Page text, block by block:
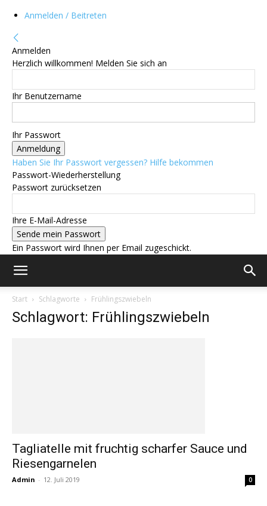
Anmelden / Beitreten
Anmelden
Herzlich willkommen! Melden Sie sich an
Ihr Benutzername
Ihr Passwort
Haben Sie Ihr Passwort vergessen? Hilfe bekommen
Passwort-Wiederherstellung
Passwort zurücksetzen
Ihre E-Mail-Adresse
Ein Passwort wird Ihnen per Email zugeschickt.
Start Schlagworte Frühlingszwiebeln
Schlagwort: Frühlingszwiebeln
Tagliatelle mit fruchtig scharfer Sauce und
Riesengarnelen
Admin - 12. Juli 2019 0